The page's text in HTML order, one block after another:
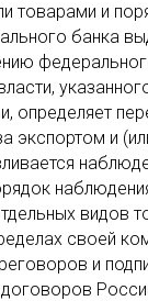
товарами и
банка
определяет
экспортом и
видов
своей
и